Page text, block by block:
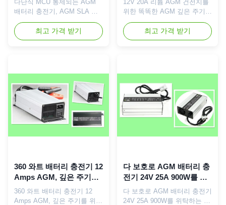
12 볼트 6개 Amps
다단식 MCU 통제되는 AGM
배터리 충전기, AGM SLA 배
터리 충전기 12 볼트 6개
Amps 간단한 설명: AGM/
젤/SLA 배터리 충전기는 12 볼
한 지도 산성 유형 건전지
14.4V AGM 건전지를 위한
14.7V입니다. 미리충전, CC,
CV 그리고 뜨/물방울 단계로
위탁하는 지적인 4개의 단계는
고능률 및 pretect와 더불어,
최고 가격 받기
주파
12V 20A 리튬 AGM 건전지를
위한 똑똑한 AGM 깊은 주기
배터리 충전기 고주파 간단한
설명: 12V 20A AGM 깊은 주
기 배터리 충전기는 12 볼트
유형 건전지 AGM 건전지를 위
한 14.4/14.7V입니다. 미리충
전, CC, CV 및 뜨 단계로 위탁
하는 지적인 4개 단계는 고능
률 및 pretect와 더불어, 이 충
전기 위탁할 때 빠르고 안전할
최고 가격 받기
360 와트 배터리 충전기 12
Amps AGM, 깊은 주기를
위한 배터리 충전기 24 볼
트 건전지
360 와트 배터리 충전기 12
Amps AGM, 깊은 주기를 위한
다 보호로 AGM 배터리 충
전기 24V 25A 900W를 위
탁하는 4개의 단계
다 보호로 AGM 배터리 충전기
24V 25A 900W를 위탁하는 4